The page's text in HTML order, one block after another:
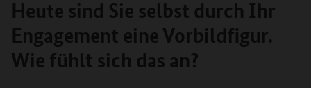
Heute sind Sie selbst durch Ihr
Engagement eine Vorbildfigur.
Wie fühlt sich das an?